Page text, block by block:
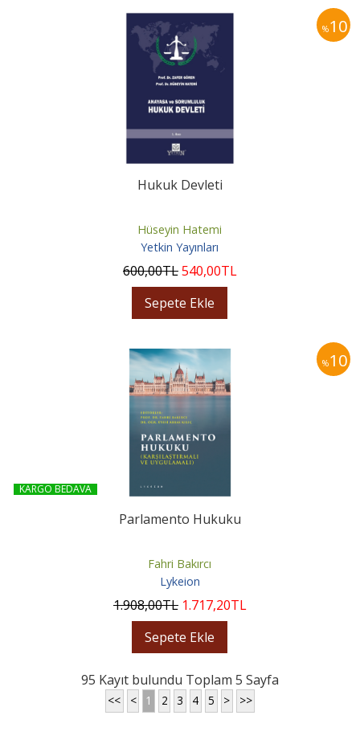
%10
Hukuk Devleti
Hüseyin Hatemi
Yetkin Yayınları
600,00TL540,00TL
Sepete Ekle
%10
KARGO BEDAVA
Parlamento Hukuku
Fahri Bakırcı
Lykeion
1.908,00TL 1.717,20TL
Sepete Ekle
95 Kayıt bulundu Toplam 5 Sayfa
<< < 1 2 3 4 5 > >>